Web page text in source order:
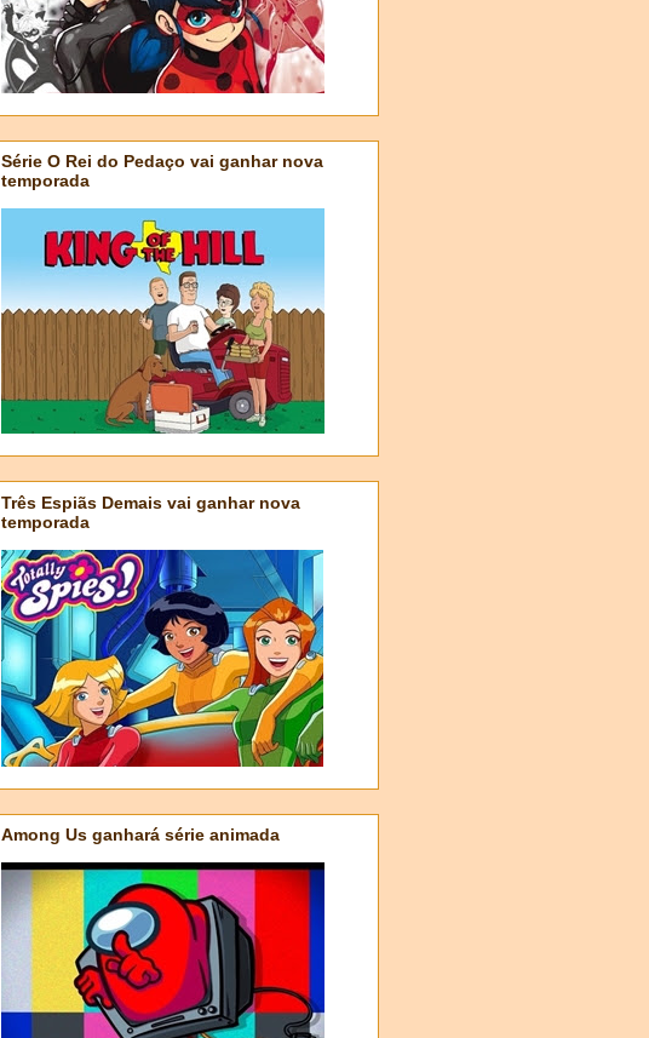
Série O Rei do Pedaço vai ganhar nova
temporada
Três Espiãs Demais vai ganhar nova
temporada
Among Us ganhará série animada